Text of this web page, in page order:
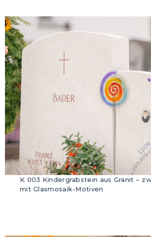
K 003 Kindergrabstein aus Granit –
mit Glasmosaik-Motiven